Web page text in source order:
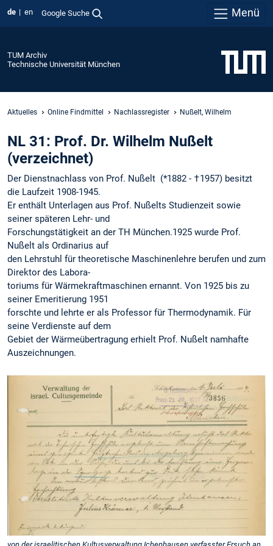
de en Google Suche Menü
TUM Archiv
Technische Universität München
Aktuelles Online Findmittel Nachlassregister Nußelt, Wilhelm
NL 31: Prof. Dr. Wilhelm Nußelt
(verzeichnet)
Der Dienstnachlass von Prof. Nußelt (*1882 - †1957) besitzt
die Laufzeit 1908-1945.
Er enthält Unterlagen aus Prof. Nußelts Studienzeit sowie
seiner späteren Lehr- und
Forschungstätigkeit an der TH München.1925 wurde Prof.
Nußelt als Ordinarius auf
den Lehrstuhl für theoretische Maschinenlehre berufen und zum
Direktor des Labora-
toriums für Wärmekraftmaschinen ernannt. Von 1925 bis zu
seiner Emeritierung 1951
forschte und lehrte er als Professor für Thermodynamik. Für
seine Verdienste auf dem
Gebiet der Wärmeübertragung erhielt Prof. Nußelt namhafte
Auszeichnungen.